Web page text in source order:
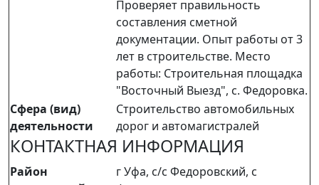
Проверяет правильность
составления сметной
документации. Опыт работы от 3
лет в строительстве. Место
работы: Строительная площадка
"Восточный Выезд", с. Федоровка.
Сфера (вид)
деятельности
Строительство автомобильных
дорог и автомагистралей
КОНТАКТНАЯ ИНФОРМАЦИЯ
Район
г Уфа, с/с Федоровский, с